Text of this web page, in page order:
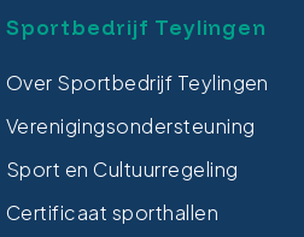
Sportbedrijf Teylingen
Over Sportbedrijf Teylingen
Verenigingsondersteuning
Sport en Cultuurregeling
Certificaat sporthallen